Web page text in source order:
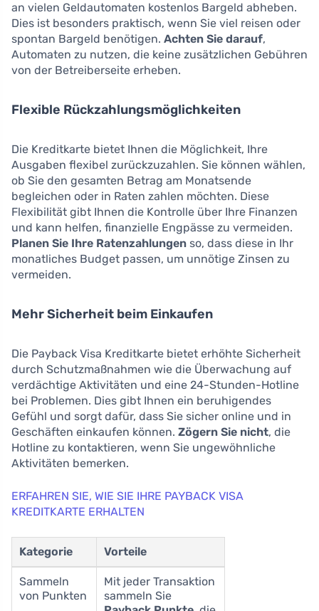
an vielen Geldautomaten kostenlos Bargeld abheben.
Dies ist besonders praktisch, wenn Sie viel reisen oder
spontan Bargeld benötigen. Achten Sie darauf,
Automaten zu nutzen, die keine zusätzlichen Gebühren
von der Betreiberseite erheben.
Flexible Rückzahlungsmöglichkeiten
Die Kreditkarte bietet Ihnen die Möglichkeit, Ihre
Ausgaben flexibel zurückzuzahlen. Sie können wählen,
ob Sie den gesamten Betrag am Monatsende
begleichen oder in Raten zahlen möchten. Diese
Flexibilität gibt Ihnen die Kontrolle über Ihre Finanzen
und kann helfen, finanzielle Engpässe zu vermeiden.
Planen Sie Ihre Ratenzahlungen so, dass diese in Ihr
monatliches Budget passen, um unnötige Zinsen zu
vermeiden.
Mehr Sicherheit beim Einkaufen
Die Payback Visa Kreditkarte bietet erhöhte Sicherheit
durch Schutzmaßnahmen wie die Überwachung auf
verdächtige Aktivitäten und eine 24-Stunden-Hotline
bei Problemen. Dies gibt Ihnen ein beruhigendes
Gefühl und sorgt dafür, dass Sie sicher online und in
Geschäften einkaufen können. Zögern Sie nicht, die
Hotline zu kontaktieren, wenn Sie ungewöhnliche
Aktivitäten bemerken.
ERFAHREN SIE, WIE SIE IHRE PAYBACK VISA
KREDITKARTE ERHALTEN
Kategorie Vorteile
Sammeln
von Punkten
Mit jeder Transaktion
sammeln Sie